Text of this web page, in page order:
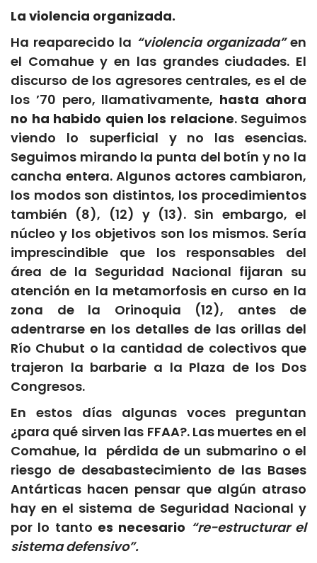
La violencia organizada.
Ha reaparecido la “violencia organizada”en
el Comahue y en las grandes ciudades. El
discurso de los agresores centrales, es el de
los ’70 pero, llamativamente, hasta ahora
no ha habido quien los relacione. Seguimos
viendo lo superficial y no las esencias.
Seguimos mirando la punta del botín y no la
cancha entera. Algunos actores cambiaron,
los modos son distintos, los procedimientos
también (8), (12) y (13). Sin embargo, el
núcleo y los objetivos son los mismos. Sería
imprescindible que los responsables del
área de la Seguridad Nacional fijaran su
atención en la metamorfosis en curso en la
zona de la Orinoquia (12), antes de
adentrarse en los detalles de las orillas del
Río Chubut o la cantidad de colectivos que
trajeron la barbarie a la Plaza de los Dos
Congresos.
En estos días algunas voces preguntan
¿para qué sirven las FFAA?. Las muertes en el
Comahue, la pérdida de un submarino o el
riesgo de desabastecimiento de las Bases
Antárticas hacen pensar que algún atraso
hay en el sistema de Seguridad Nacional y
por lo tanto es necesario “re-estructurar el
sistema defensivo”.